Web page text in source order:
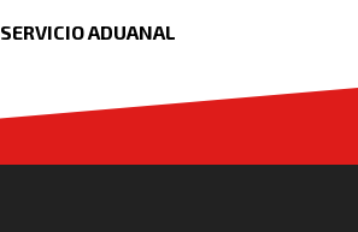
SERVICIO ADUANAL